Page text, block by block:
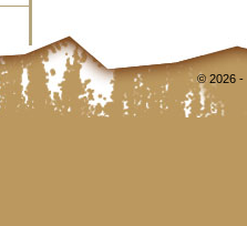
© 2026 -